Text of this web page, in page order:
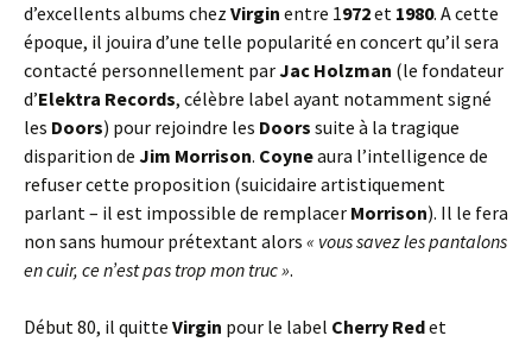
d’excellents albums chez Virgin entre 1972et 1980. A cette
époque, il jouira d’une telle popularité en concert qu’il sera
contacté personnellement parJac Holzman (le fondateur
d’Elektra Records, célèbre label ayant notamment signé
les Doors) pour rejoindre les Doors suite à la tragique
disparition de Jim Morrison. Coyneaura l’intelligence de
refuser cette proposition (suicidaire artistiquement
parlant – il est impossible de remplacer Morrison). Il le fera
non sans humour prétextant alors « vous savez les pantalons
en cuir, ce n’est pas trop mon truc ».
Début 80, il quitte Virgin pour le label Cherry Redet